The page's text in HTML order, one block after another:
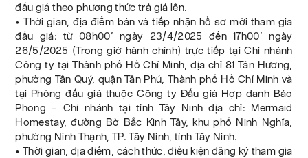
đấu giá theo phương thức trả giá lên.
• Thời gian, địa điểm bán và tiếp nhận hồ sơ mời tham gia
đấu giá: từ 08h00’ ngày 23/4/2025 đến 17h00’ ngày
26/5/2025 (Trong giờ hành chính) trực tiếp tại Chi nhánh
Công ty tại Thành phố Hồ Chí Minh, địa chỉ 81 Tân Hương,
phường Tân Quý, quận Tân Phú, Thành phố Hồ Chí Minh và
tại Phòng đấu giá thuộc Công ty Đấu giá Hợp danh Bảo
Phong – Chi nhánh tại tỉnh Tây Ninh địa chỉ: Mermaid
Homestay, đường Bờ Bắc Kinh Tây, khu phố Ninh Nghĩa,
phường Ninh Thạnh, TP. Tây Ninh, tỉnh Tây Ninh.
• Thời gian, địa điểm, cách thức, điều kiện đăng ký tham gia